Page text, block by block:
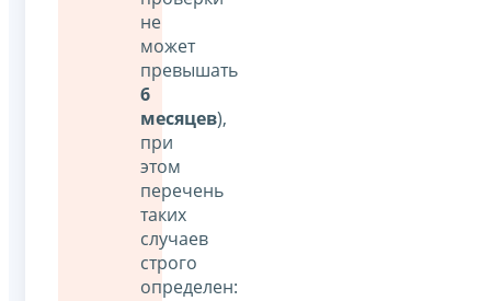
не
может
превышать
6
месяцев),
при
этом
перечень
таких
случаев
строго
определен: